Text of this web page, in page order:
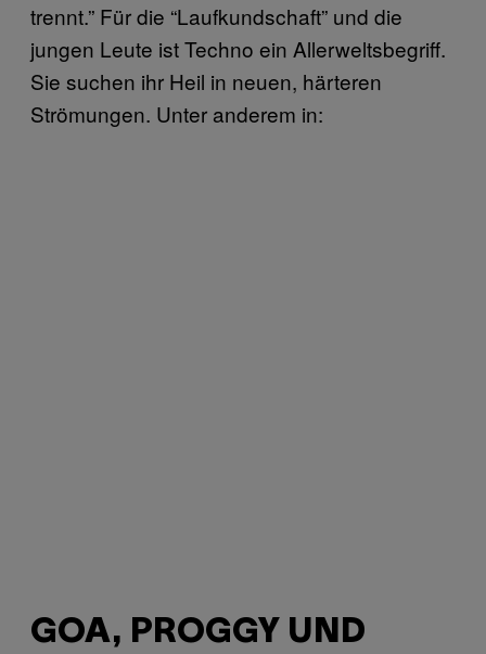
trennt.” Für die “Laufkundschaft” und die
jungen Leute ist Techno ein Allerweltsbegriff.
Sie suchen ihr Heil in neuen, härteren
Strömungen. Unter anderem in:
GOA, PROGGY UND